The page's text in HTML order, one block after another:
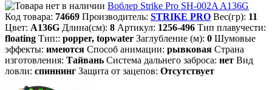
Воблер Strike Pro SH-002A A136G
Код товара: 74669 Производитель: STRIKE PRO Вес(гр): 11
Цвет: A136G Длина(см): 8 Артикул: 1256-496 Тип плавучести:
floating Тип:: popper, topwater Заглубление (м): 0 Шумовые
эффекты: имеются Способ анимации: рывковая Страна
изготовления: Тайвань Система дальнего заброса: нет Вид
ловли: спиннинг Защита от зацепов: Отсутствует